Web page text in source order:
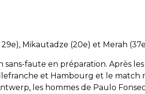
29e), Mikautadze (20e) et Merah
sans-faute en préparation. Après les
et Hambourg et le match
les hommes de Paulo